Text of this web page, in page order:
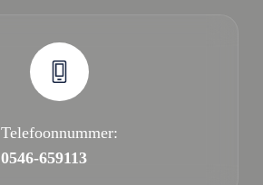
Telefoonnummer:
0546-659113